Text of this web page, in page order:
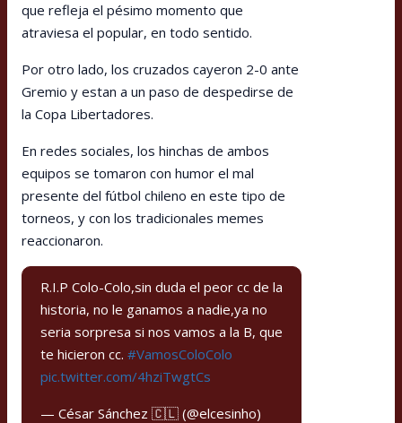
que refleja el pésimo momento que
atraviesa el popular, en todo sentido.
Por otro lado, los cruzados cayeron 2-0 ante
Gremio y estan a un paso de despedirse de
la Copa Libertadores.
En redes sociales, los hinchas de ambos
equipos se tomaron con humor el mal
presente del fútbol chileno en este tipo de
torneos, y con los tradicionales memes
reaccionaron.
R.I.P Colo-Colo,sin duda el peor cc de la
historia, no le ganamos a nadie,ya no
seria sorpresa si nos vamos a la B, que
te hicieron cc. #VamosColoColo
pic.twitter.com/4hziTwgtCs
— César Sánchez 🇨🇱 (@elcesinho)